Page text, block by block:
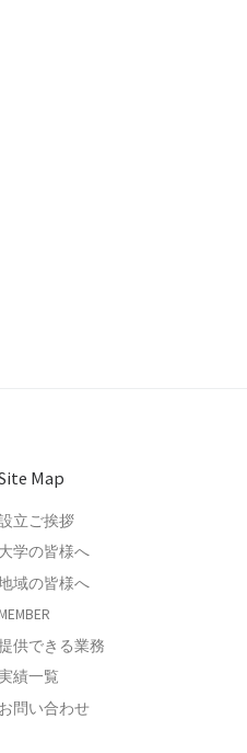
Map
立ご挨拶
大学の皆様へ
域の皆様へ
MEMBER
供できる業務
績一覧
お問い合わせ